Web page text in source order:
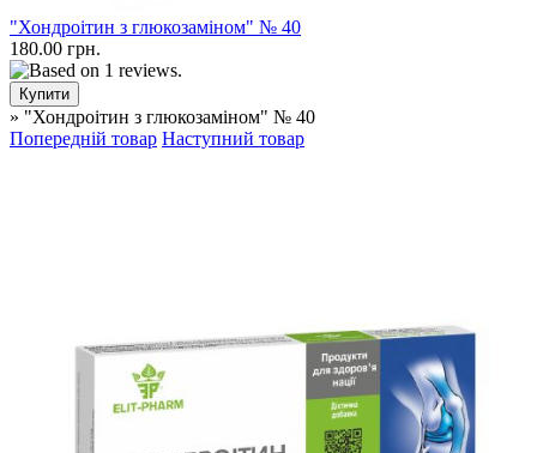
"Хондроітин з глюкозаміном" № 40
180.00 грн.
» "Хондроітин з глюкозаміном" № 40
Попередній товар Наступний товар